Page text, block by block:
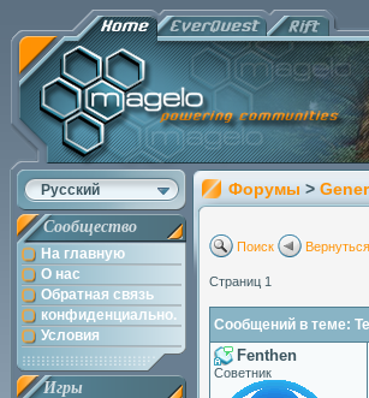
Русский
Сообщество
На главную
О нас
Обратная связь
конфиденциально.
Условия
Игры
Форумы >
Поиск
Страниц 1
Сообщений в теме:
Fenthen
Советник